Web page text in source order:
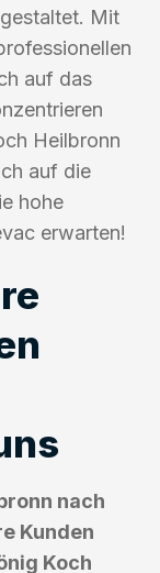
Mit
auf das
Heilbronn
auf die
hohe
erwarten!
nach
Kunden
Koch